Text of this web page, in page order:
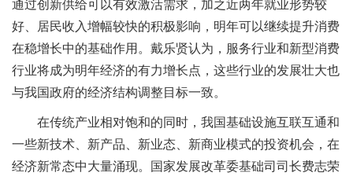
通过创新供给可以有效激活需求，加之近两年就业形势较
好、居民收入增幅较快的积极影响，明年可以继续提升消费
在稳增长中的基础作用。戴乐贤认为，服务行业和新型消费
行业将成为明年经济的有力增长点，这些行业的发展壮大也
与我国政府的经济结构调整目标一致。
在传统产业相对饱和的同时，我国基础设施互联互通和
一些新技术、新产品、新业态、新商业模式的投资机会，在
经济新常态中大量涌现。国家发展改革委基础司司长费志荣